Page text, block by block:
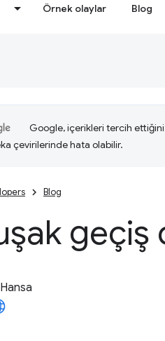
Örnek olaylar Blog
Google, içerikleri tercih
çevirilerinde hata olabilir.
Blog
geçiş